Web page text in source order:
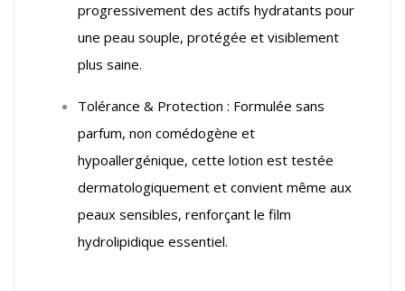
progressivement des actifs hydratants pour
une peau souple, protégée et visiblement
plus saine.
Tolérance & Protection : Formulée sans
parfum, non comédogène et
hypoallergénique, cette lotion est testée
dermatologiquement et convient même aux
peaux sensibles, renforçant le film
hydrolipidique essentiel.